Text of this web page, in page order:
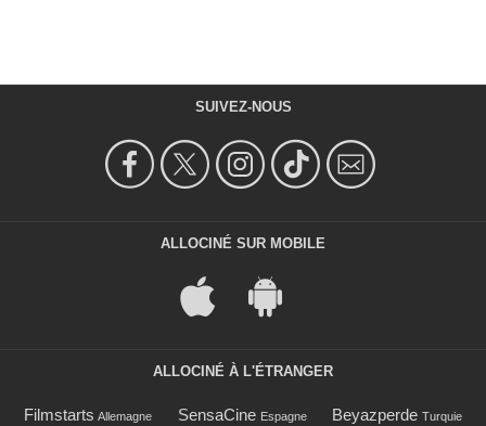
SUIVEZ-NOUS
ALLOCINÉ SUR MOBILE
ALLOCINÉ À L'ÉTRANGER
Filmstarts Allemagne SensaCine Espagne Beyazperde Turquie